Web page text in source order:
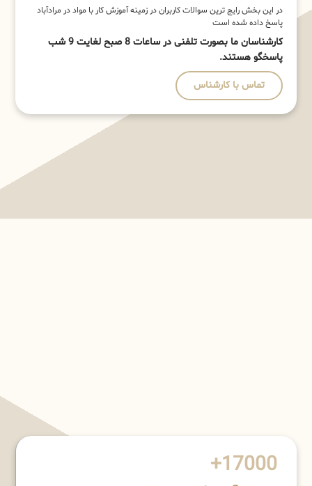
در این بخش رایج ترین سوالات کاربران در زمینه آموزش کار با مواد در مرادآباد
پاسخ داده شده است
کارشناسان ما بصورت تلفنی در ساعات 8 صبح لغایت 9 شب
پاسخگو هستند.
تماس با کارشناس
17000+